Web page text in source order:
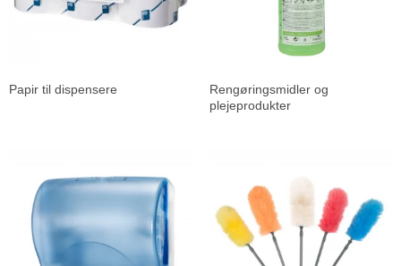
Papir til dispensere
Rengøringsmidler og
plejeprodukter